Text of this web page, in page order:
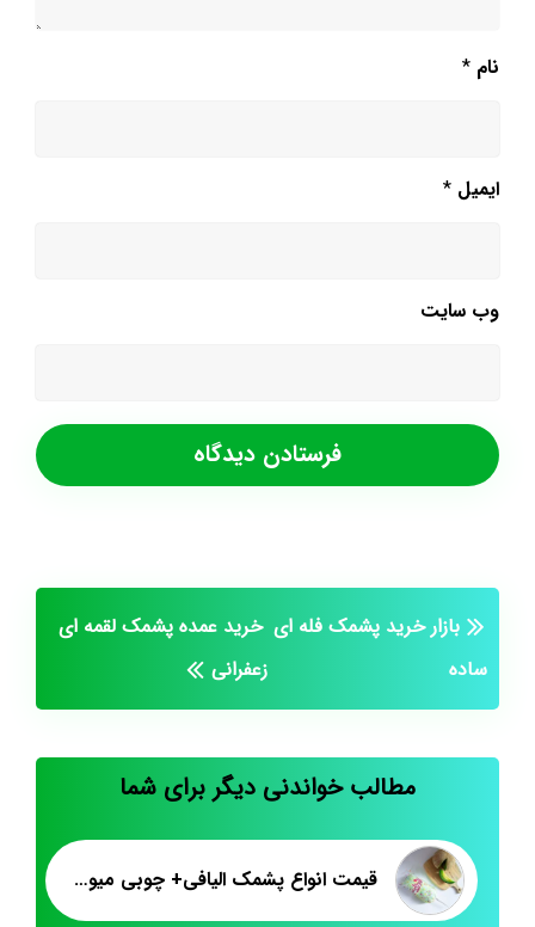
نام *
ایمیل *
وب‌ سایت
بازار خرید پشمک فله ای
ساده
خرید عمده پشمک لقمه ای
زعفرانی
مطالب خواندنی دیگر برای شما
قیمت انواع پشمک الیافی+ چوبی میوه ای